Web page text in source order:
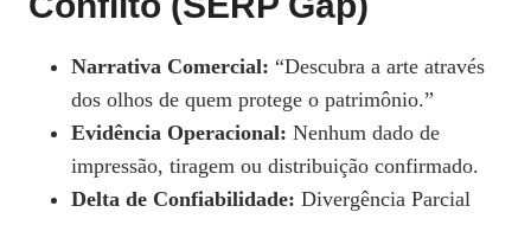
Narrativa Comercial: “Descubra a arte através
dos olhos de quem protege o patrimônio.”
Evidência Operacional: Nenhum dado de
impressão, tiragem ou distribuição confirmado.
Delta de Confiabilidade: Divergência Parcial